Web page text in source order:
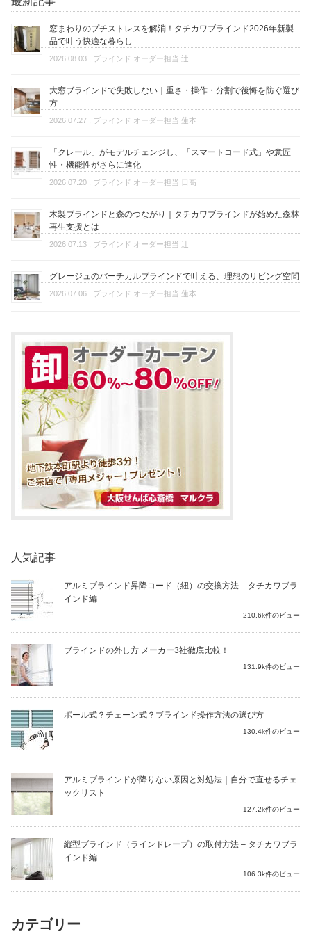
窓まわりのプチストレスを解消！タチカワブラインド2026年新製
品で叶う快適な暮らし
2026.08.03 , ブラインド オーダー担当 辻
大窓ブラインドで失敗しない｜重さ・操作・分割で後悔を防ぐ選び
方
2026.07.27 , ブラインド オーダー担当 蓮本
「クレール」がモデルチェンジし、「スマートコード式」や意匠
性・機能性がさらに進化
2026.07.20 , ブラインド オーダー担当 日高
木製ブラインドと森のつながり｜タチカワブラインドが始めた森林
再生支援とは
2026.07.13 , ブラインド オーダー担当 辻
グレージュのバーチカルブラインドで叶える、理想のリビング空間
2026.07.06 , ブラインド オーダー担当 蓮本
人気記事
アルミブラインド昇降コード（紐）の交換方法 – タチカワブラ
インド編
210.6k件のビュー
ブラインドの外し方 メーカー3社徹底比較！
131.9k件のビュー
ポール式？チェーン式？ブラインド操作方法の選び方
130.4k件のビュー
アルミブラインドが降りない原因と対処法｜自分で直せるチェ
ックリスト
127.2k件のビュー
縦型ブラインド（ラインドレープ）の取付方法 – タチカワブラ
インド編
106.3k件のビュー
カテゴリー